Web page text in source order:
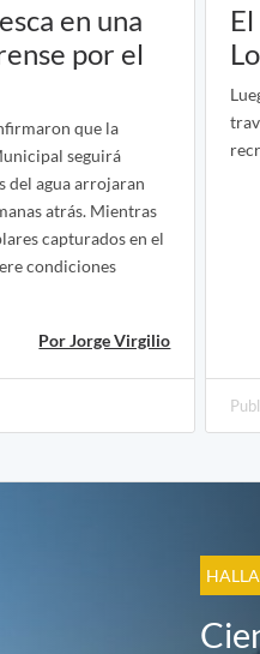
en una
por el
que la
seguirá
del agua arrojaran
atrás. Mientras
capturados en el
condiciones
Por Jorge Virgilio